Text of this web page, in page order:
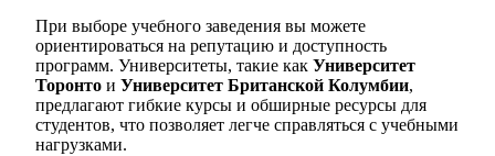
При выборе учебного заведения вы можете
ориентироваться на репутацию и доступность
программ. Университеты, такие как Университет
Торонто и Университет Британской Колумбии,
предлагают гибкие курсы и обширные ресурсы для
студентов, что позволяет легче справляться с учебными
нагрузками.